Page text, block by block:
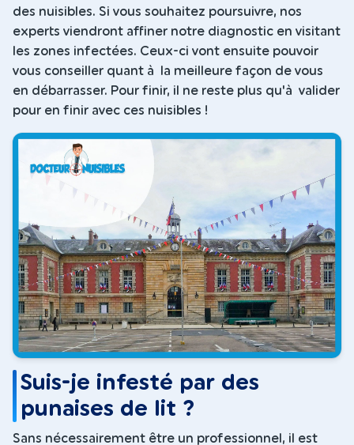
des nuisibles. Si vous souhaitez poursuivre, nos
experts viendront affiner notre diagnostic en visitant
les zones infectées. Ceux-ci vont ensuite pouvoir
vous conseiller quant à la meilleure façon de vous
en débarrasser. Pour finir, il ne reste plus qu'à valider
pour en finir avec ces nuisibles !
Suis-je infesté par des
punaises de lit ?
Sans nécessairement être un professionnel, il est